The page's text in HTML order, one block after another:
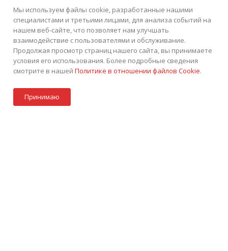
Под заказ
КАК КУПИТЬ
БЛОГ КОНТАКТЫ
+7 (495) 252-75-45
Мы используем файлы cookie, разработанные нашими
специалистами и третьими лицами, для анализа событий на
нашем веб-сайте, что позволяет нам улучшать
взаимодействие с пользователями и обслуживание.
Продолжая просмотр страниц нашего сайта, вы принимаете
условия его использования. Более подробные сведения
смотрите в нашей Политике в отношении файлов Cookie.
Принимаю